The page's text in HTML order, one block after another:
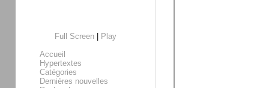
Full Screen|
Play
Accueil
Hypertextes
Catégories
Dernières nouvelles